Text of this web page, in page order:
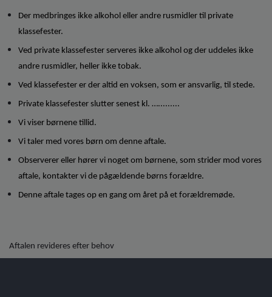
Der medbringes ikke alkohol eller andre rusmidler til private
klassefester.
Ved private klassefester serveres ikke alkohol og der uddeles ikke
andre rusmidler, heller ikke tobak.
Ved klassefester er der altid en voksen, som er ansvarlig, til stede.
Private klassefester slutter senest kl. ….........
Vi viser børnene tillid.
Vi taler med vores børn om denne aftale.
Observerer eller hører vi noget om børnene, som strider mod vores
aftale, kontakter vi de pågældende børns forældre.
Denne aftale tages op en gang om året på et forældremøde.
Aftalen revideres efter behov